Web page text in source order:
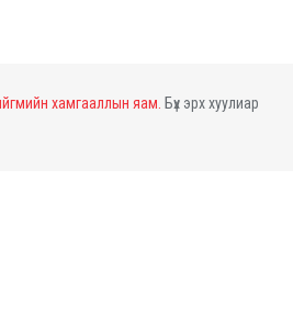
хамгааллын яам. Бүх эрх хуулиар